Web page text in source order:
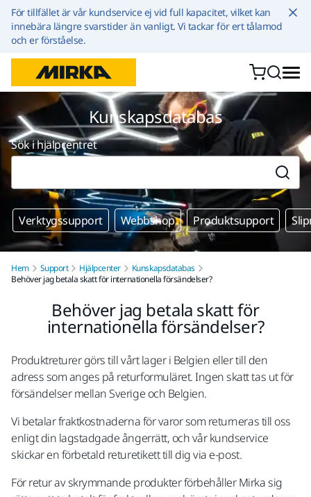
Hoppa till innehållet
För tillfället är vår kundservice ej vid full kapacitet, vilket kan
innebära längre svarstider än vanligt. Vi tackar för ert tålamod
och er förståelse.
Kunskapsdatabas
Sök i hjälpcentret
Verktygssupport Webbshop Produktsupport
Hem Support Hjälpcenter
Kunskapsdatabas
Behöver jag betala skatt för internationella försändelser?
Behöver jag betala skatt för
internationella försändelser?
Produktreturer görs till vårt lager i Belgien eller till den
adress som anges på returformuläret. Ingen skatt tas ut för
försändelser mellan Sverige och Belgien.
Vi betalar fraktkostnaderna för varor som returneras till oss
enligt din lagstadgade ångerrätt, och vår kundservice
skickar en förbetald returetikett till dig via e-post.
För retur av skrymmande produkter förbehåller Mirka sig